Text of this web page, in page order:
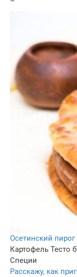
Осетинский
Картофель Тесто
Специи
Расскажу, как